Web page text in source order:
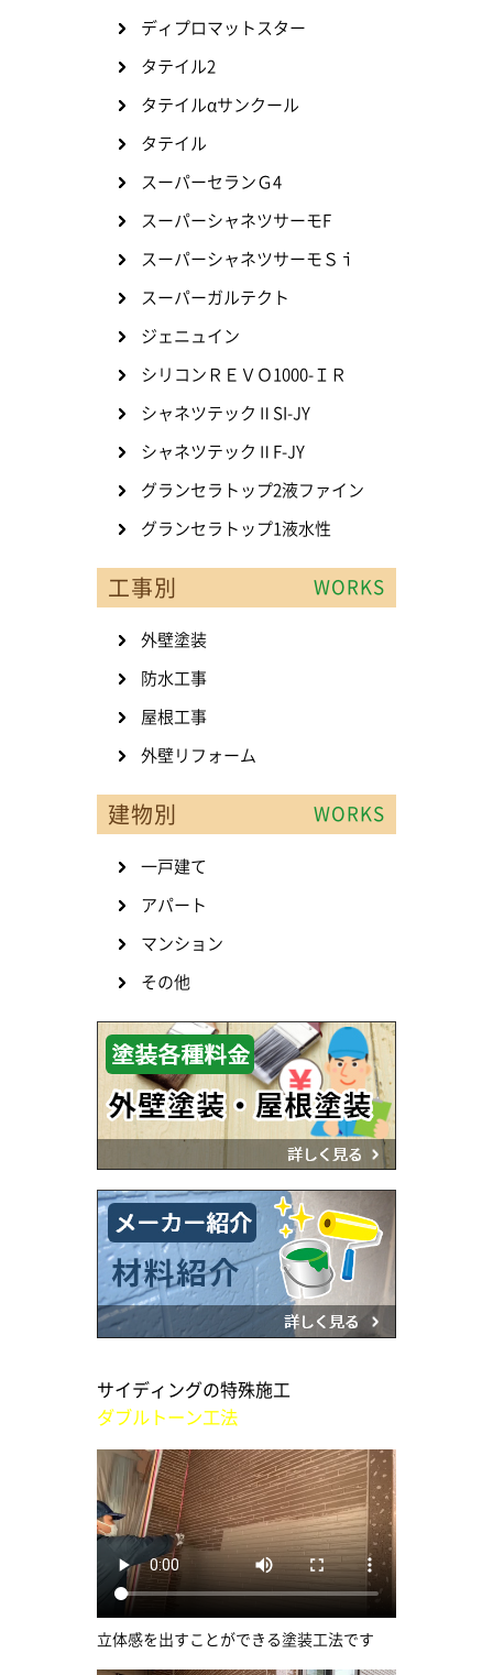
ディプロマットスター
タテイル2
タテイルαサンクール
タテイル
スーパーセランＧ4
スーパーシャネツサーモF
スーパーシャネツサーモＳｉ
スーパーガルテクト
ジェニュイン
シリコンＲＥＶＯ1000-ＩＲ
シャネツテックⅡSI-JY
シャネツテックⅡF-JY
グランセラトップ2液ファイン
グランセラトップ1液水性
工事別 WORKS
外壁塗装
防水工事
屋根工事
外壁リフォーム
建物別 WORKS
一戸建て
アパート
マンション
その他
サイディングの特殊施工
ダブルトーン工法
立体感を出すことができる塗装工法です